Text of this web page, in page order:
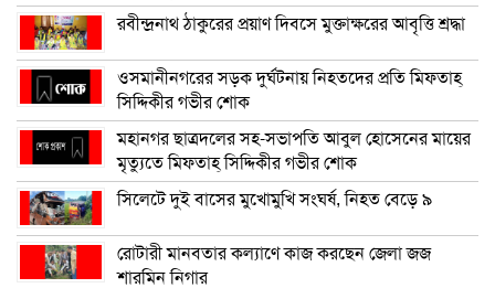
রবীন্দ্রনাথ ঠাকুরের প্রয়াণ দিবসে মুক্তাক্ষরের আবৃত্তি শ্রদ্ধা
ওসমানীনগরের সড়ক দুর্ঘটনায় নিহতদের প্রতি মিফতাহ্
সিদ্দিকীর গভীর শোক
মহানগর ছাত্রদলের সহ-সভাপতি আবুল হোসেনের মায়ের
মৃত্যুতে মিফতাহ্ সিদ্দিকীর গভীর শোক
সিলেটে দুই বাসের মুখোমুখি সংঘর্ষ, নিহত বেড়ে ৯
রোটারী মানবতার কল্যাণে কাজ করছেন জেলা জজ
শারমিন নিগার